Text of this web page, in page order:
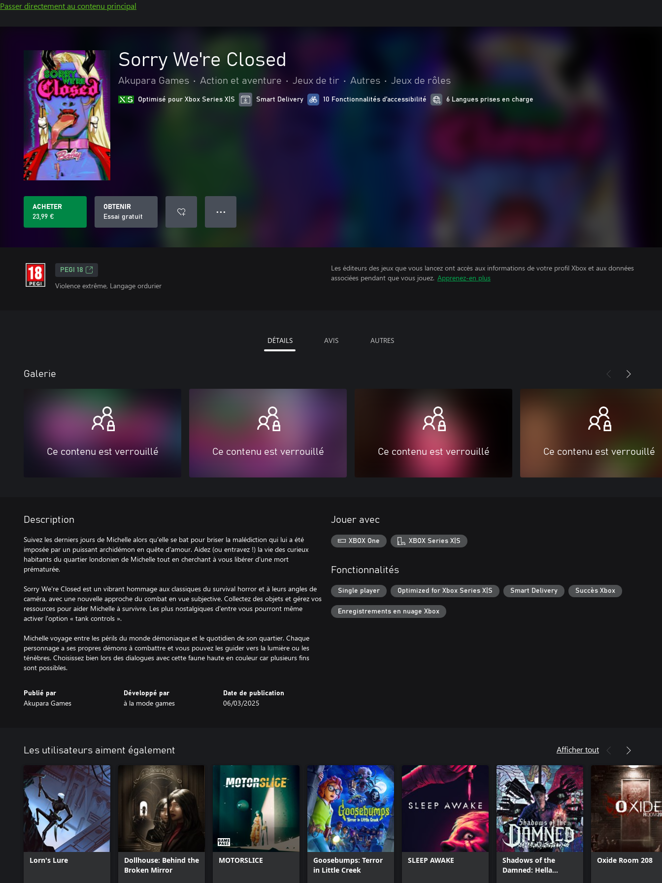
Passer directement au contenu principal
Sorry We're Closed
Akupara Games • Action et aventure • Jeux de tir • Autres • Jeux de rôles
Optimisé pour Xbox Series X|S Smart Delivery 10 Fonctionnalités d’accessibilité 6 Langues prises en charge
ACHETER
23,99 €
OBTENIR
Essai gratuit
● ● ●
PEGI 18
Violence extrême, Langage ordurier
Les éditeurs des jeux que vous lancez ont accès aux informations de votre profil Xbox et aux données
associées pendant que vous jouez. Apprenez-en plus
DÉTAILS AVIS AUTRES
Galerie
Ce contenu est verrouillé Ce contenu est verrouillé Ce contenu est verrouillé Ce contenu est verrouillé
Description
Suivez les derniers jours de Michelle alors qu'elle se bat pour briser la malédiction qui lui a été
imposée par un puissant archidémon en quête d'amour. Aidez (ou entravez !) la vie des curieux
habitants du quartier londonien de Michelle tout en cherchant à vous libérer d'une mort
prématurée.
Sorry We're Closed est un vibrant hommage aux classiques du survival horror et à leurs angles de
caméra, avec une nouvelle approche du combat en vue subjective. Collectez des objets et gérez vos
ressources pour aider Michelle à survivre. Les plus nostalgiques d'entre vous pourront même
activer l'option « tank controls ».
Michelle voyage entre les périls du monde démoniaque et le quotidien de son quartier. Chaque
personnage a ses propres démons à combattre et vous pouvez les guider vers la lumière ou les
ténèbres. Choisissez bien lors des dialogues avec cette faune haute en couleur car plusieurs fins
sont possibles.
Publié par
Akupara Games
Développé par
à la mode games
Date de publication
06/03/2025
Jouer avec
XBOX One XBOX Series X|S
Fonctionnalités
Single player Optimized for Xbox Series X|S Smart Delivery Succès Xbox
Enregistrements en nuage Xbox
Les utilisateurs aiment également Afficher tout
Lorn's Lure
Dollhouse: Behind the
Broken Mirror
MOTORSLICE
Goosebumps: Terror
in Little Creek
SLEEP AWAKE
Shadows of the
Damned: Hella
Oxide Room 208